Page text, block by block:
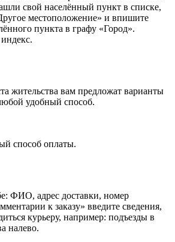
свой населённый пункт в списке,
местоположение» и впишите
пункта в графу «Город».
жительства вам предложат варианты
удобный способ.
способ оплаты.
ФИО, адрес доставки, номер
к заказу» введите сведения,
курьеру, например: подъезды в
налево.